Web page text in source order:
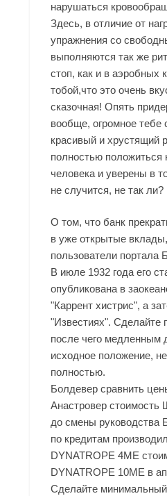
нарушаться
Здесь, в отличие от
упражнения со
выполняются так же
стоп, как и в аэробных
тобой,что это очень
сказочная! Опять
вообще, огромное тебе
красивый и хрустящий
полностью положиться
человека и уверены в
не случится, не так ли?
О том, что банк
в уже открытые
пользователи портала
В июле 1932 года его
опубликована в
"Каррент хистрис", а
"Известиях". Сделайте
после чего медленным
исходное положение,
полностью.
Болдевер сравнить
Анастровер
до смены руководства
по кредитам
DYNATROPE 4ME
DYNATROPE 10ME в
Сделайте